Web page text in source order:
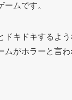
ームです。
ドキドキするよ
ムがホラーと言